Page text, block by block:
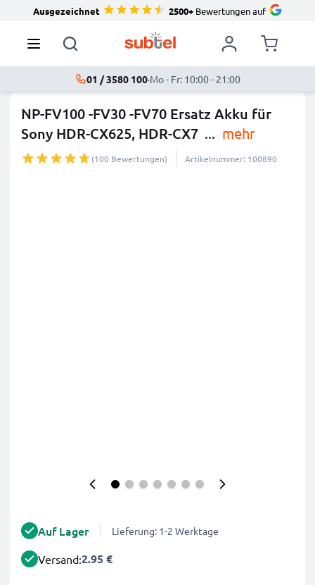
Ausgezeichnet 2500+Bewertungen auf
01 / 3580 100·Mo - Fr: 10:00 - 21:00
NP-FV100 -FV30 -FV70 Ersatz Akku für
Sony HDR-CX625, HDR-CX7 ... mehr
(100 Bewertungen) Artikelnummer: 100890
Auf Lager Lieferung: 1-2 Werktage
Versand:2.95 €